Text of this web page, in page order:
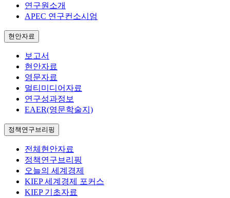
연구원소개
APEC 연구컨소시엄
현안자료
보고서
현안자료
영문자료
멀티미디어자료
연구성과정보
EAER(영문학술지)
정책연구브리핑
전체현안자료
정책연구브리핑
오늘의 세계경제
KIEP 세계경제 포커스
KIEP 기초자료